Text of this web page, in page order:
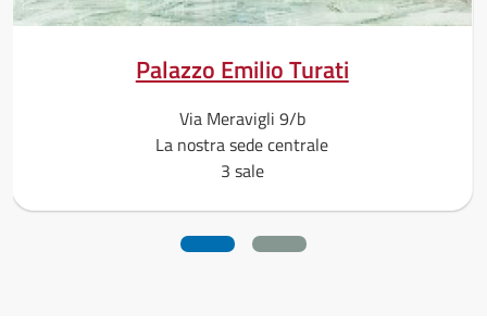
Palazzo Emilio Turati
Via Meravigli 9/b
La nostra sede centrale
3 sale